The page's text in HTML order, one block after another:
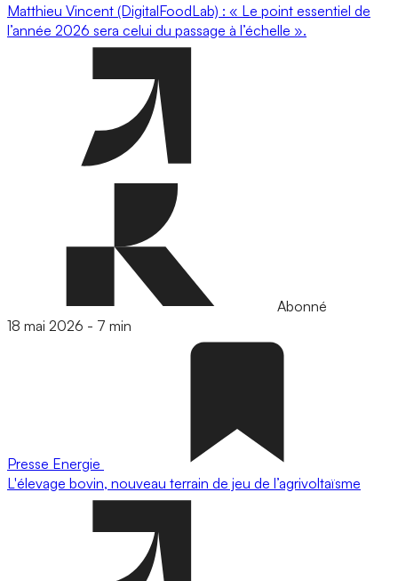
Matthieu Vincent (DigitalFoodLab) : « Le point essentiel de
l’année 2026 sera celui du passage à l’échelle ».
Abonné
18 mai 2026 - 7 min
Presse Energie
L'élevage bovin, nouveau terrain de jeu de l’agrivoltaïsme